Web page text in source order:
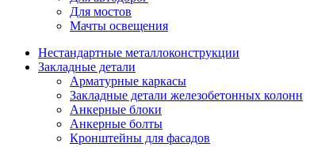
Для мостов
Мачты освещения
Нестандартные металлоконструкции
Закладные детали
Арматурные каркасы
Закладные детали железобетонных колонн
Анкерные блоки
Анкерные болты
Кронштейны для фасадов